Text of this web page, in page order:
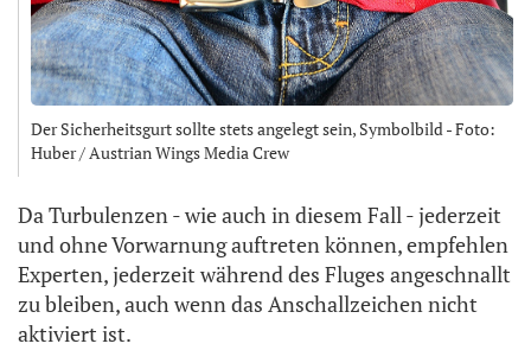
Der Sicherheitsgurt sollte stets angelegt sein, Symbolbild - Foto:
Huber / Austrian Wings Media Crew
Da Turbulenzen - wie auch in diesem Fall - jederzeit
und ohne Vorwarnung auftreten können, empfehlen
Experten, jederzeit während des Fluges angeschnallt
zu bleiben, auch wenn das Anschallzeichen nicht
aktiviert ist.